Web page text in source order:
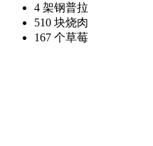
4 架钢普拉
510 块烧肉
167 个草莓